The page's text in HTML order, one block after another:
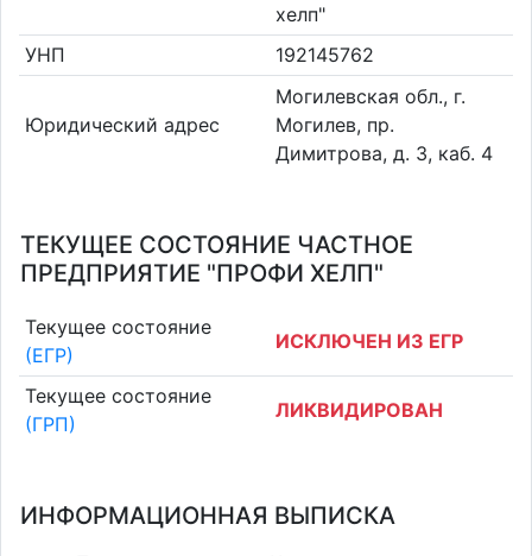
хелп"
УНП
192145762
Юридический адрес
Могилевская обл., г.
Могилев, пр.
Димитрова, д. 3, каб. 4
ТЕКУЩЕЕ СОСТОЯНИЕ ЧАСТНОЕ
ПРЕДПРИЯТИЕ "ПРОФИ ХЕЛП"
Текущее состояние
(ЕГР)
ИСКЛЮЧЕН ИЗ ЕГР
Текущее состояние
(ГРП)
ЛИКВИДИРОВАН
ИНФОРМАЦИОННАЯ ВЫПИСКА